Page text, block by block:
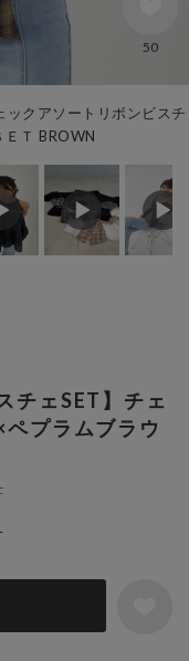
ックアソートリボンビスチ
Ｔ BROWN
50
チェSET】チェ
プラムブラウ